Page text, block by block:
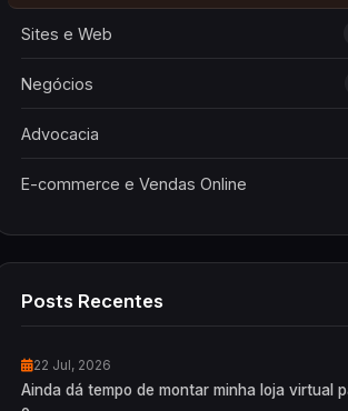
Sites e Web
Negócios
Advocacia
E-commerce e Vendas Online
Posts Recentes
22 Jul, 2026
Ainda dá tempo de montar minha loja virtual